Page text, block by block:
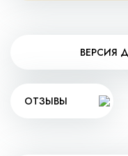
ВЕРСИЯ
ОТЗЫВЫ